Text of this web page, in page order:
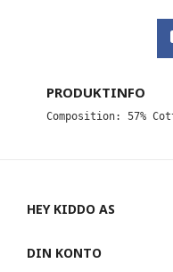
PRODUKTINFO
Composition: 57%
HEY KIDDO AS
DIN KONTO